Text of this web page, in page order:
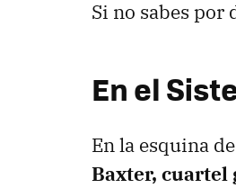
Si no sabes por
En el
En la esquina
Baxter, cuartel